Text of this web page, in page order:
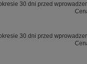
30 dni przed
30 dni przed